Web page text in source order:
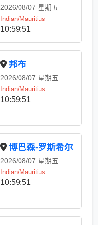
2026/08/07 星期五
Indian/Mauritius
10:59:51
邦布
2026/08/07 星期五
Indian/Mauritius
10:59:51
博巴森-罗斯希尔
2026/08/07 星期五
Indian/Mauritius
10:59:51